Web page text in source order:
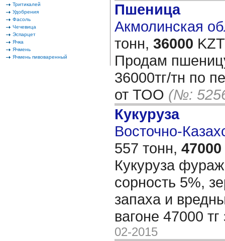
Тритикалей
Удобрения
Фасоль
Чечевица
Эспарцет
Ячка
Ячмень
Ячмень пивоваренный
Пшеница
Акмолинская
тонн, 36000
Продам
36000тг/тн по
от ТОО (№:
Кукуруза
Восточно-
557 тонн, 47000
Кукуруза
сорность 5%,
запаха и
вагоне 47000
02-2015